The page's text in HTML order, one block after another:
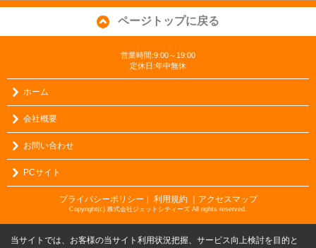
ページトップに戻る
営業時間:9:00～19:00
定休日:年中無休
ホーム
会社概要
お問い合わせ
PCサイト
プライバシーポリシー 利用規約 ｜アクセスマップ
Copyright(c) 株式会社ジェットシティーズ All rights reserved.
当サイトでは、お客様の当サイト利用状況把握、サービス向上検討を目的と